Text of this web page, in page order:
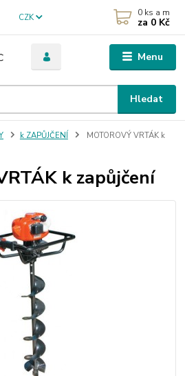
Menu
CZK
Hledat
0 ks a m
za 0 Kč
k ZAPŮJČENÍ
MOTOROVÝ VRTÁK k
k zapůjčení